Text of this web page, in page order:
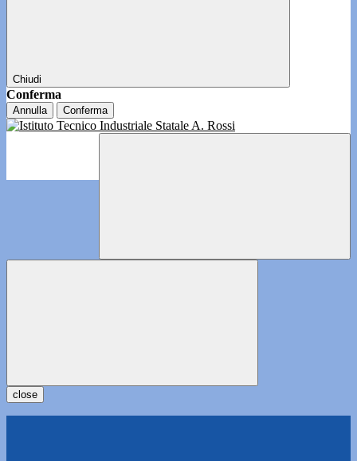
Chiudi
Conferma
Annulla Conferma
close